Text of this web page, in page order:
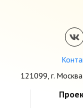
121099, г.